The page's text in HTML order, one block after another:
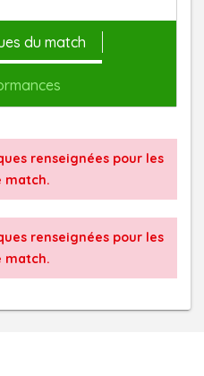
du match
renseignées pour les
match.
renseignées pour les
match.